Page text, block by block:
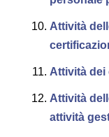
Attività
Attività dei
Attività
attività